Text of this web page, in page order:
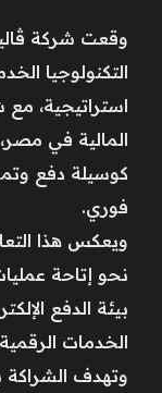
وقعت شركة
التكنولوجيا
استراتيجية، مع
المالية في
كوسيلة دفع
فوري.
ويعكس هذا
نحو إتاحة
بيئة الدفع
الخدمات
وتهدف الشراكة